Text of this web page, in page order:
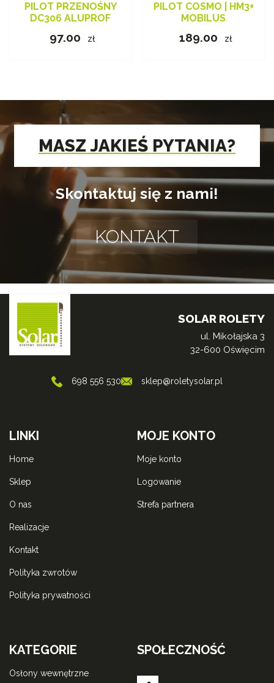
PILOT PRZENOŚNY
DC306 ALUPROF
97.00 zł
PILOT COSMO | HM3+
MOBILUS
189.00 zł
MASZ JAKIEŚ PYTANIA?
Skontaktuj się z nami!
KONTAKT
SOLAR ROLETY
ul. Mikołajska 3
32-600 Oświęcim
698 556 530 sklep@roletysolar.pl
LINKI
home
sklep
o nas
realizacje
kontakt
polityka zwrotów
polityka prywatności
MOJE KONTO
moje konto
logowanie
strefa partnera
KATEGORIE
osłony wewnętrzne
SPOŁECZNOŚĆ